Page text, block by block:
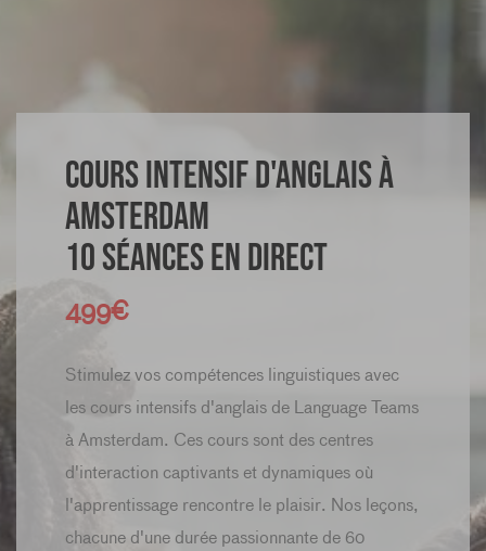
Cours intensif d'anglais à
Amsterdam
10 séances en direct
499€
Stimulez vos compétences linguistiques avec
les cours intensifs d'anglais de Language Teams
à Amsterdam. Ces cours sont des centres
d'interaction captivants et dynamiques où
l'apprentissage rencontre le plaisir. Nos leçons,
chacune d'une durée passionnante de 60